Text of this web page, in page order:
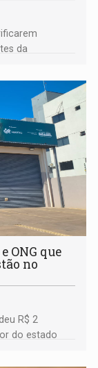
da
ONG que
no
R$ 2
do estado
do União